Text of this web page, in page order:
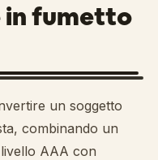
in fumetto
un soggetto
combinando un
AAA con